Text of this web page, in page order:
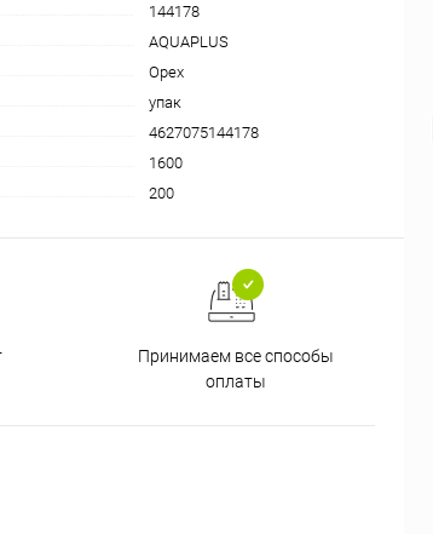
144178
AQUAPLUS
Орех
упак
4627075144178
1600
200
Принимаем все способы
оплаты